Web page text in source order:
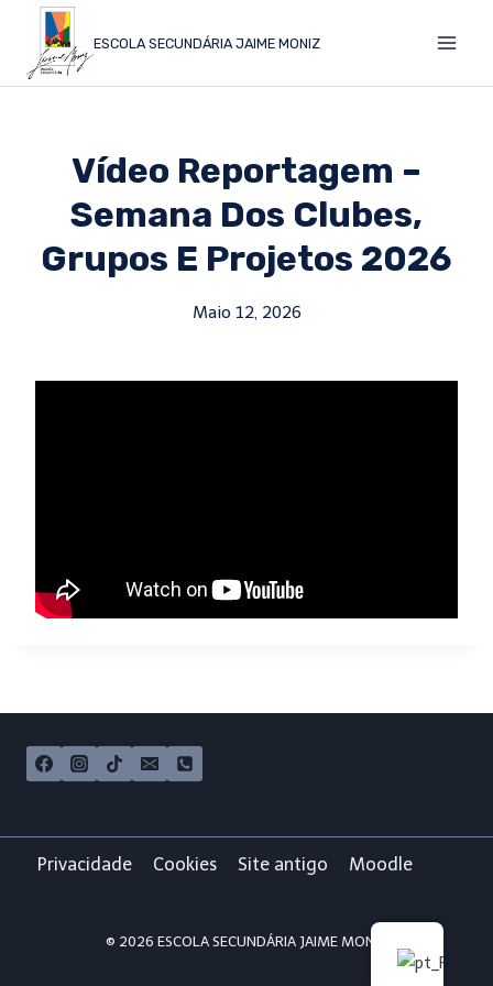
ESCOLA SECUNDÁRIA JAIME MONIZ
Vídeo Reportagem –
Semana Dos Clubes,
Grupos E Projetos 2026
Maio 12, 2026
Privacidade Cookies Site antigo Moodle
© 2026 ESCOLA SECUNDÁRIA JAIME MONIZ